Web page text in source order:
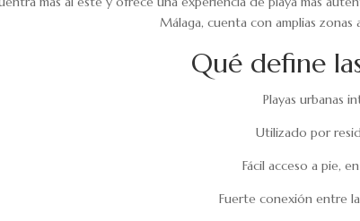
Málaga, cuenta con amplias
Qué define
Playas urbanas
Utilizado por
Fácil acceso a pie,
Fuerte conexión entre